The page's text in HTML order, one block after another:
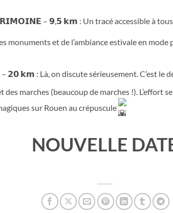
– 𝟵,𝟱 𝗸𝗺 : Un tracé accessible à tous,
monuments et de l’ambiance estivale en mode
𝗸𝗺 : Là, on discute sérieusement. C’est le
des marches (beaucoup de marches !). L’effort
sur Rouen au crépuscule
NOUVELLE